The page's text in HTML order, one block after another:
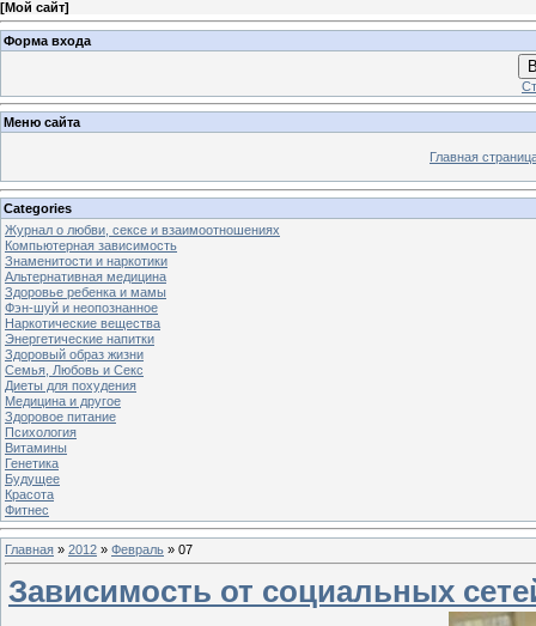
[Мой сайт]
Форма входа
Меню сайта
Главная
Categories
Журнал о любви, сексе и взаимоотношениях
Компьютерная зависимость
Знаменитости и наркотики
Альтернативная медицина
Здоровье ребенка и мамы
Фэн-шуй и неопознанное
Наркотические вещества
Энергетические напитки
Здоровый образ жизни
Семья, Любовь и Секс
Диеты для похудения
Медицина и другое
Здоровое питание
Психология
Витамины
Генетика
Будущее
Красота
Фитнес
Главная » 2012 » Февраль » 07
Зависимость от социальных